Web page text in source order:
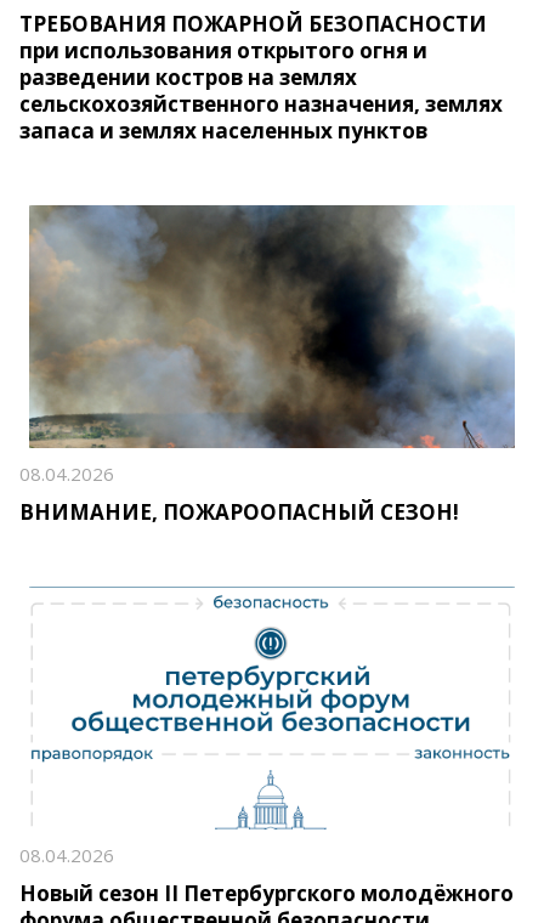
ТРЕБОВАНИЯ ПОЖАРНОЙ БЕЗОПАСНОСТИ
при использования открытого огня и
разведении костров на землях
сельскохозяйственного назначения, землях
запаса и землях населенных пунктов
08.04.2026
ВНИМАНИЕ, ПОЖАРООПАСНЫЙ СЕЗОН!
08.04.2026
Новый сезон II Петербургского молодёжного